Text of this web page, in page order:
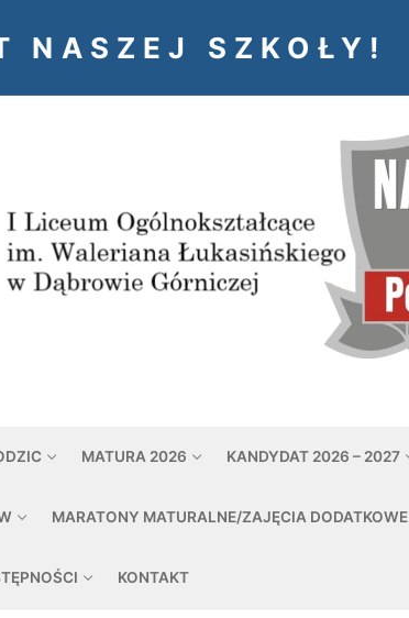
NASZEJ SZKOŁY!
MATURA 2026 KANDYDAT 2026 – 2027
MARATONY MATURALNE/ZAJĘCIA DODATKOWE
KONTAKT